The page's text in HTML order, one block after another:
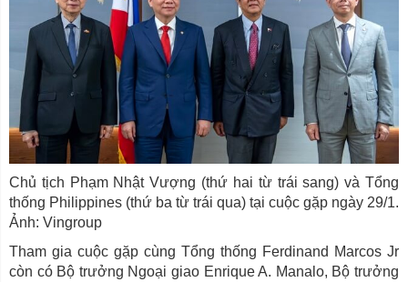
Chủ tịch Phạm Nhật Vượng (thứ hai từ trái sang) và Tổng
thống Philippines (thứ ba từ trái qua) tại cuộc gặp ngày 29/1.
Ảnh: Vingroup
Tham gia cuộc gặp cùng Tổng thống Ferdinand Marcos Jr
còn có Bộ trưởng Ngoại giao Enrique A. Manalo, Bộ trưởng